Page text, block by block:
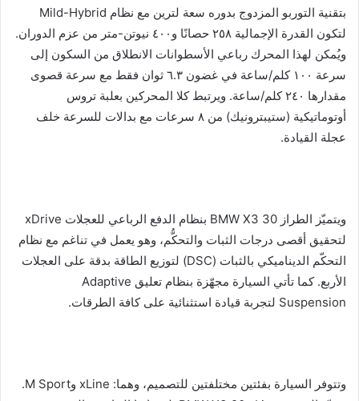
بتقنية التوربو المزدوج بدوره سعة لترين مع نظام Mild-Hybrid
لتكون القدرة الإجمالية ٢٥٨ حصانًا و٤٠٠ نيوتن-متر من عزم الدوران.
ويُمكن لهذا المحرك رباعي الأسطوانات الانطلاق من السكون إلى
سرعة ١٠٠ كلم/ساعة في غضون ٦.٣ ثوان فقط مع سرعة قصوى
مقدارها ٢٤٠ كلم/ساعة. ويرتبط كلا المحركين بعلبة تروس
أوتوماتيكية (ستيبترونيك) من ٨ سرعات مع بدالات للسرعة خلف
عجلة القيادة.
ويتميّز الطراز BMW X3 30 بنظام الدفع الرباعي للعجلات xDrive
لتحقيق أقصى درجات الثبات والتحكُّم، وهو يعمل في تناغم مع نظام
التحكّم الديناميكي بالثبات (DSC) لتوزيع الطاقة بدقة على العجلات
الأربع. كما تأتي السيارة مجهّزة بنظام تعليق Adaptive
Suspension لتجربة قيادة استثنائية على كافة الطرقات.
وتتوفر السيارة بفئتين مختلفتين للتصميم، وهما: xLine وM Sport.